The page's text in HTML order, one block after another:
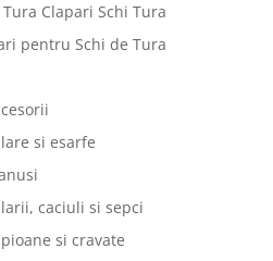
Clapari Schi Tura
pentru Schi de Tura
si esarfe
caciuli si sepci
si cravate